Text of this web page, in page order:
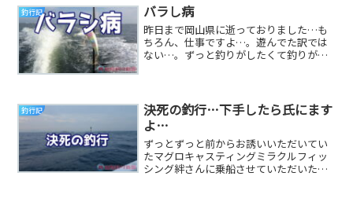
釣行記 バラし病
昨日まで岡山県に逝っておりました…も
ちろん、仕事ですよ…。遊んでた訳では
ない…。ずっと釣りがしたくて釣りがし
釣行記
決死の釣行…下手したら氏にます
よ…
ずっとずっと前からお誘いいただいてい
たマグロキャスティングミラクルフィッ
シング絆さんに乗船させていただいたの